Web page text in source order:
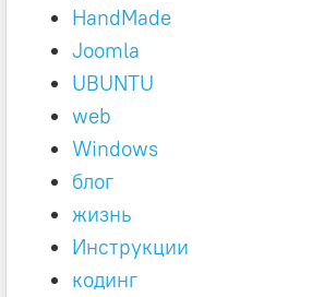
HandMade
Joomla
UBUNTU
web
Windows
блог
жизнь
Инструкции
кодинг